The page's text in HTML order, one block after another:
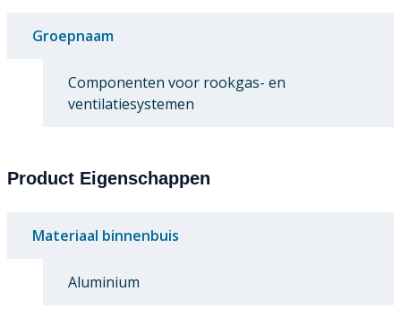
Groepnaam
Componenten voor rookgas- en
ventilatiesystemen
Product Eigenschappen
Materiaal binnenbuis
Aluminium